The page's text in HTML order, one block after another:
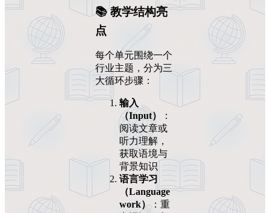
📚 教学结构亮
点
每个单元围绕一个
行业主题，分为三
大循环步骤：
输入
（Input）
：
阅读文章或
听力理解，
获取语境与
背景知识
语言学习
（Language
work）：重